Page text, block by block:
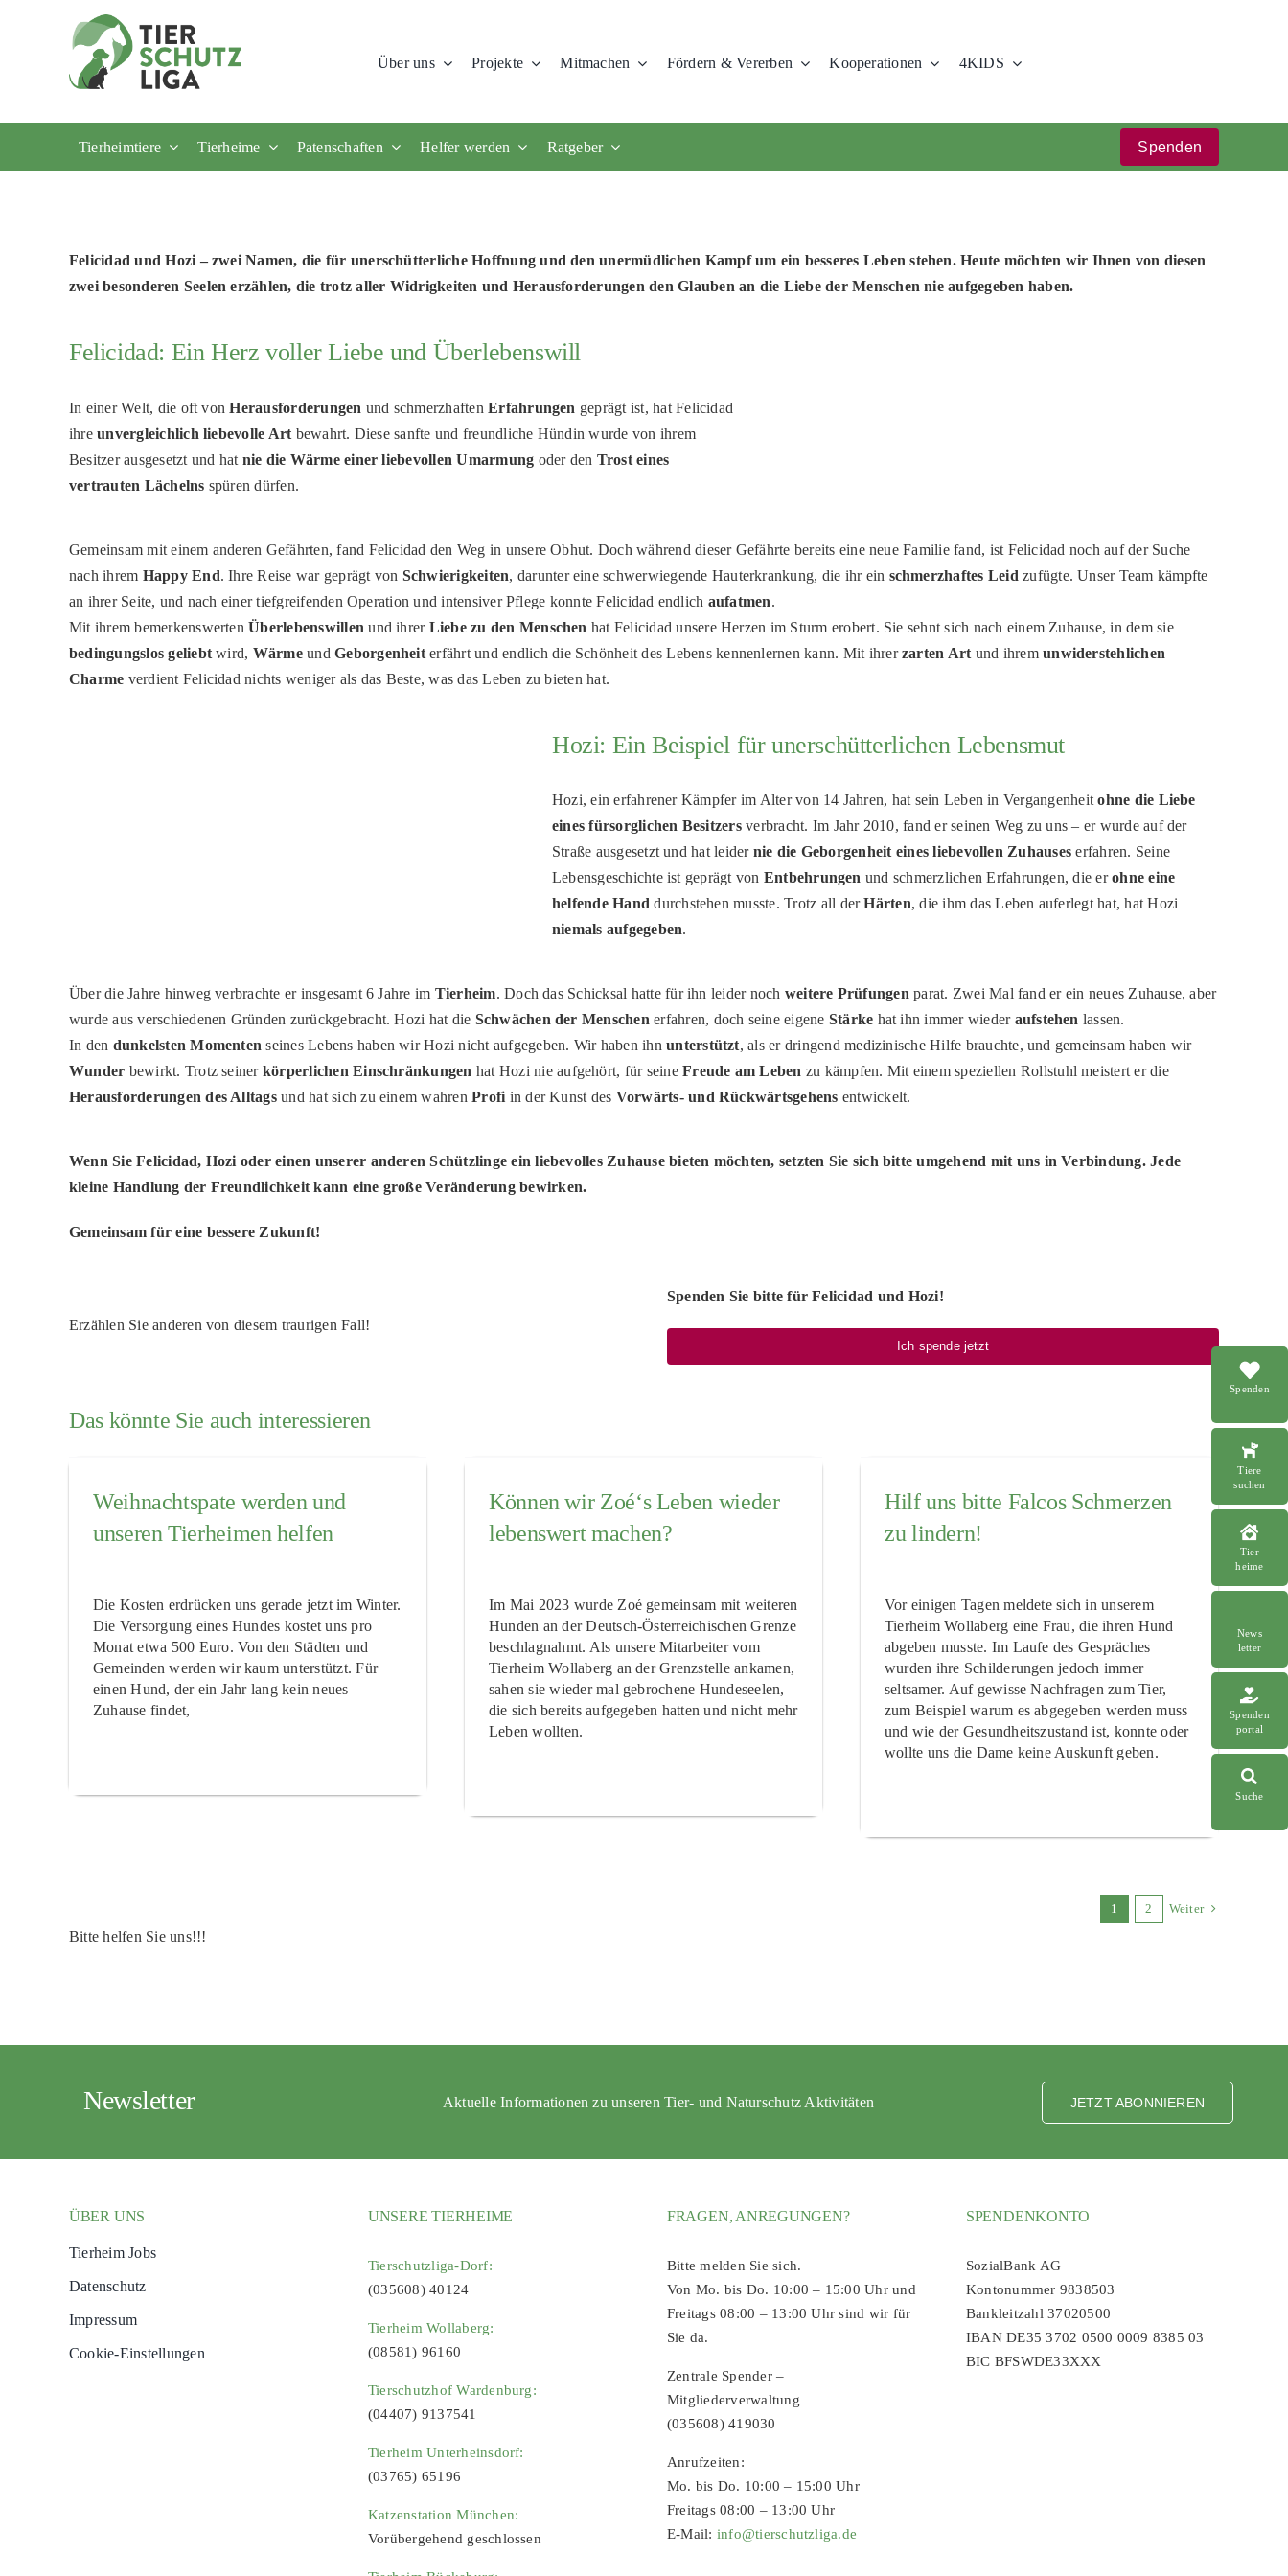
Über uns Projekte Mitmachen Fördern & Vererben Kooperationen 4KIDS
Tierheimtiere Tierheime Patenschaften Helfer werden Ratgeber Spenden
Spenden
Tiere
suchen
Tier
heime
News
letter
Spenden
portal
Suche
Felicidad und Hozi – zwei Namen, die für unerschütterliche Hoffnung und den unermüdlichen Kampf um ein besseres Leben stehen. Heute möchten wir Ihnen von diesen
zwei besonderen Seelen erzählen, die trotz aller Widrigkeiten und Herausforderungen den Glauben an die Liebe der Menschen nie aufgegeben haben.
Felicidad: Ein Herz voller Liebe und Überlebenswill
In einer Welt, die oft vonHerausforderungen und schmerzhaftenErfahrungen geprägt ist, hat Felicidad
ihreunvergleichlich liebevolle Art bewahrt. Diese sanfte und freundliche Hündin wurde von ihrem
Besitzer ausgesetzt und hat nie die Wärme einer liebevollen Umarmung oder den Trost eines
vertrauten Lächelns spüren dürfen.
Gemeinsam mit einem anderen Gefährten, fand Felicidad den Weg in unsere Obhut. Doch während dieser Gefährte bereits eine neue Familie fand, ist Felicidad noch auf der Suche
nach ihrem Happy End. Ihre Reise war geprägt von Schwierigkeiten, darunter eine schwerwiegende Hauterkrankung, die ihr ein schmerzhaftes Leid zufügte. Unser Team kämpfte
an ihrer Seite, und nach einer tiefgreifenden Operation und intensiver Pflege konnte Felicidad endlich aufatmen.
Mit ihrem bemerkenswertenÜberlebenswillen und ihrer Liebe zu den Menschen hat Felicidad unsere Herzen im Sturm erobert. Sie sehnt sich nach einem Zuhause, in dem sie
bedingungslos geliebt wird, WärmeundGeborgenheiterfährt und endlich die Schönheit des Lebens kennenlernen kann. Mit ihrerzarten Art und ihremunwiderstehlichen
Charme verdient Felicidad nichts weniger als das Beste, was das Leben zu bieten hat.
Hozi: Ein Beispiel für unerschütterlichen Lebensmut
Hozi, ein erfahrener Kämpfer im Alter von 14 Jahren, hat sein Leben in Vergangenheitohne die Liebe
eines fürsorglichen Besitzersverbracht. Im Jahr 2010, fand er seinen Weg zu uns – er wurde auf der
Straße ausgesetzt und hat leider nie die Geborgenheit eines liebevollen Zuhauses erfahren. Seine
Lebensgeschichte ist geprägt von Entbehrungen und schmerzlichen Erfahrungen, die erohne eine
helfende Hand durchstehen musste. Trotz all derHärten, die ihm das Leben auferlegt hat, hat Hozi
niemals aufgegeben.
Über die Jahre hinweg verbrachte er insgesamt 6 Jahre im Tierheim. Doch das Schicksal hatte für ihn leider noch weitere Prüfungen parat. Zwei Mal fand er ein neues Zuhause, aber
wurde aus verschiedenen Gründen zurückgebracht. Hozi hat die Schwächen der Menschen erfahren, doch seine eigene Stärke hat ihn immer wieder aufstehen lassen.
In den dunkelsten Momenten seines Lebens haben wir Hozi nicht aufgegeben. Wir haben ihnunterstützt, als er dringend medizinische Hilfe brauchte, und gemeinsam haben wir
Wunder bewirkt. Trotz seiner körperlichen Einschränkungen hat Hozi nie aufgehört, für seineFreude am Leben zu kämpfen. Mit einem speziellen Rollstuhl meistert er die
Herausforderungen des Alltagsund hat sich zu einem wahrenProfi in der Kunst des Vorwärts- und Rückwärtsgehens entwickelt.
Wenn Sie Felicidad, Hozi oder einen unserer anderen Schützlinge ein liebevolles Zuhause bieten möchten, setzten Sie sich bitte umgehend mit uns in Verbindung. Jede
kleine Handlung der Freundlichkeit kann eine große Veränderung bewirken.
Gemeinsam für eine bessere Zukunft!
Erzählen Sie anderen von diesem traurigen Fall!
Spenden Sie bitte für Felicidad und Hozi!
Ich spende jetzt
Das könnte Sie auch interessieren
Weihnachtspate werden und
unseren Tierheimen helfen
Die Kosten erdrücken uns gerade jetzt im Winter.
Die Versorgung eines Hundes kostet uns pro
Monat etwa 500 Euro. Von den Städten und
Gemeinden werden wir kaum unterstützt. Für
einen Hund, der ein Jahr lang kein neues
Zuhause findet,
Können wir Zoé‘s Leben wieder
lebenswert machen?
Im Mai 2023 wurde Zoé gemeinsam mit weiteren
Hunden an der Deutsch-Österreichischen Grenze
beschlagnahmt. Als unsere Mitarbeiter vom
Tierheim Wollaberg an der Grenzstelle ankamen,
sahen sie wieder mal gebrochene Hundeseelen,
die sich bereits aufgegeben hatten und nicht mehr
Leben wollten.
Hilf uns bitte Falcos Schmerzen
zu lindern!
Vor einigen Tagen meldete sich in unserem
Tierheim Wollaberg eine Frau, die ihren Hund
abgeben musste. Im Laufe des Gespräches
wurden ihre Schilderungen jedoch immer
seltsamer. Auf gewisse Nachfragen zum Tier,
zum Beispiel warum es abgegeben werden muss
und wie der Gesundheitszustand ist, konnte oder
wollte uns die Dame keine Auskunft geben.
1 2 Weiter
Bitte helfen Sie uns!!!
Newsletter Aktuelle Informationen zu unseren Tier- und Naturschutz Aktivitäten JETZT ABONNIEREN
ÜBER UNS
Tierheim Jobs
Datenschutz
Impressum
Cookie-Einstellungen
UNSERE TIERHEIME
Tierschutzliga-Dorf:
(035608) 40124
Tierheim Wollaberg:
(08581) 96160
Tierschutzhof Wardenburg:
(04407) 9137541
Tierheim Unterheinsdorf:
(03765) 65196
Katzenstation München:
Vorübergehend geschlossen
FRAGEN, ANREGUNGEN?
Bitte melden Sie sich.
Von Mo. bis Do. 10:00 – 15:00 Uhr und
Freitags 08:00 – 13:00 Uhr sind wir für
Sie da.
Zentrale Spender –
Mitgliederverwaltung
(035608) 419030
Anrufzeiten:
Mo. bis Do. 10:00 – 15:00 Uhr
Freitags 08:00 – 13:00 Uhr
E-Mail: info@tierschutzliga.de
SPENDENKONTO
SozialBank AG
Kontonummer 9838503
Bankleitzahl 37020500
IBAN DE35 3702 0500 0009 8385 03
BIC BFSWDE33XXX